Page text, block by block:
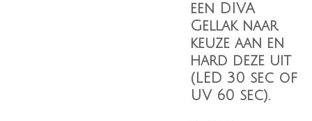
een DIVA
Gellaknaar
keuze aan en
hard deze uit
(LED 30 sec of
UV 60 sec).